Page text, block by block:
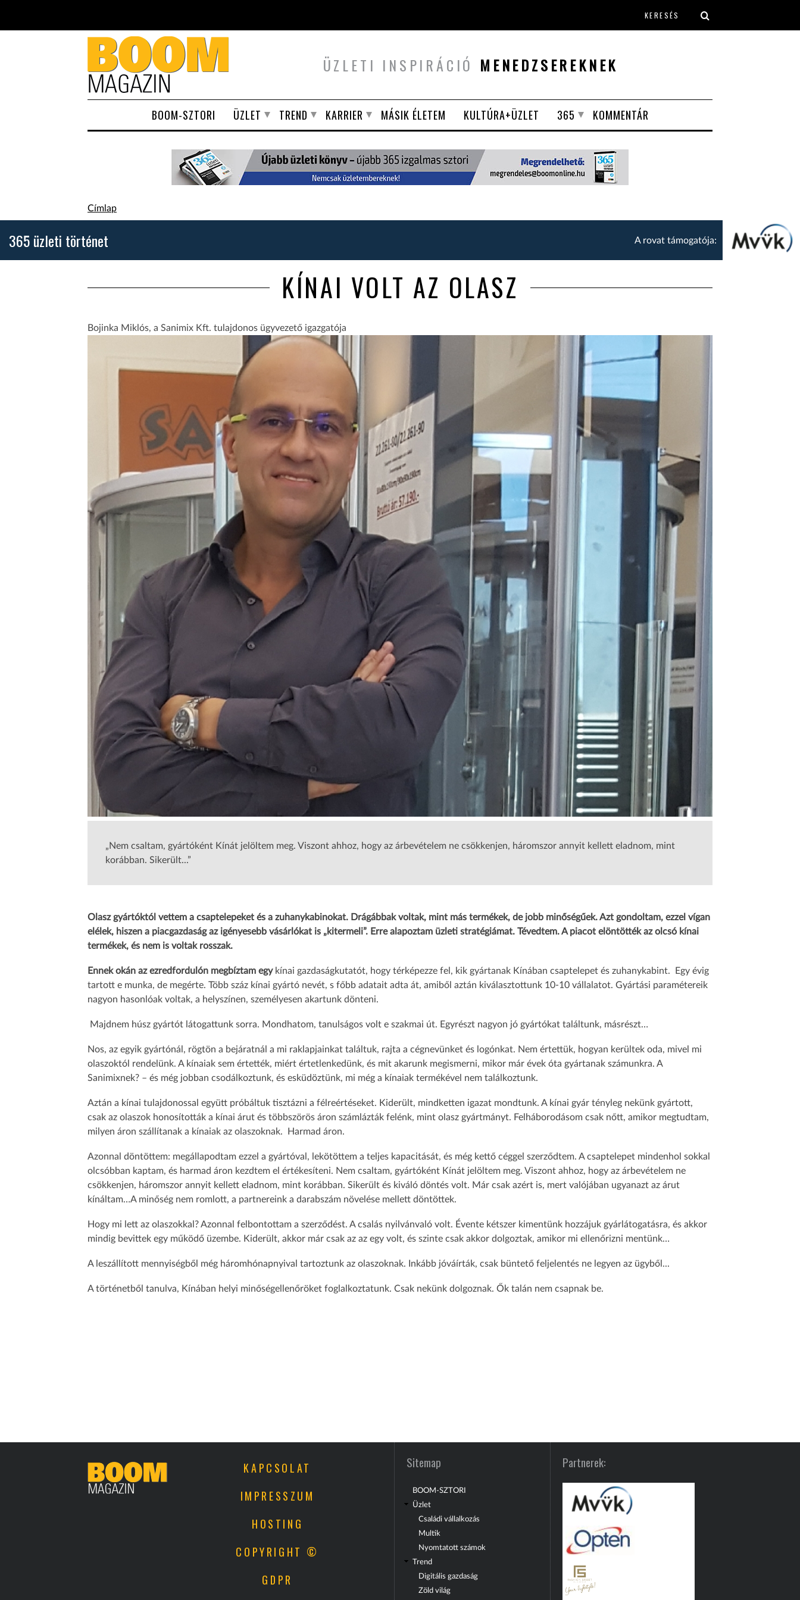
Keresés űrlap
ÜZLETI INSPIRÁCIÓ MENEDZSEREKNEK
BOOM-SZTORI ÜZLET TREND KARRIER MÁSIK ÉLETEM KULTÚRA+ÜZLET 365 KOMMENTÁR
Jelenlegi hely
Címlap
365 üzleti történet A rovat támogatója:
KÍNAI VOLT AZ OLASZ
Bojinka Miklós, a Sanimix Kft. tulajdonos ügyvezető igazgatója
„Nem csaltam, gyártóként Kínát jelöltem meg. Viszont ahhoz, hogy az árbevételem ne csökkenjen, háromszor annyit kellett eladnom, mint
korábban. Sikerült...”
Olasz gyártóktól vettem a csaptelepeket és a zuhanykabinokat. Drágábbak voltak, mint más termékek, de jobb minőségűek. Azt gondoltam, ezzel vígan
elélek, hiszen a piacgazdaság az igényesebb vásárlókat is „kitermeli”. Erre alapoztam üzleti stratégiámat. Tévedtem. A piacot elöntötték az olcsó kínai
termékek, és nem is voltak rosszak.
Ennek okán az ezredfordulón megbíztam egy kínai gazdaságkutatót, hogy térképezze fel, kik gyártanak Kínában csaptelepet és zuhanykabint. Egy évig
tartott e munka, de megérte. Több száz kínai gyártó nevét, s főbb adatait adta át, amiből aztán kiválasztottunk 10-10 vállalatot. Gyártási paramétereik
nagyon hasonlóak voltak, a helyszínen, személyesen akartunk dönteni.
Majdnem húsz gyártót látogattunk sorra. Mondhatom, tanulságos volt e szakmai út. Egyrészt nagyon jó gyártókat találtunk, másrészt…
Nos, az egyik gyártónál, rögtön a bejáratnál a mi raklapjainkat találtuk, rajta a cégnevünket és logónkat. Nem értettük, hogyan kerültek oda, mivel mi
olaszoktól rendelünk. A kínaiak sem értették, miért értetlenkedünk, és mit akarunk megismerni, mikor már évek óta gyártanak számunkra. A
Sanimixnek? – és még jobban csodálkoztunk, és esküdöztünk, mi még a kínaiak termékével nem találkoztunk.
Aztán a kínai tulajdonossal együtt próbáltuk tisztázni a félreértéseket. Kiderült, mindketten igazat mondtunk. A kínai gyár tényleg nekünk gyártott,
csak az olaszok honosították a kínai árut és többszörös áron számlázták felénk, mint olasz gyártmányt. Felháborodásom csak nőtt, amikor megtudtam,
milyen áron szállítanak a kínaiak az olaszoknak. Harmad áron.
Azonnal döntöttem: megállapodtam ezzel a gyártóval, lekötöttem a teljes kapacitását, és még kettő céggel szerződtem. A csaptelepet mindenhol sokkal
olcsóbban kaptam, és harmad áron kezdtem el értékesíteni. Nem csaltam, gyártóként Kínát jelöltem meg. Viszont ahhoz, hogy az árbevételem ne
csökkenjen, háromszor annyit kellett eladnom, mint korábban. Sikerült és kiváló döntés volt. Már csak azért is, mert valójában ugyanazt az árut
kínáltam…A minőség nem romlott, a partnereink a darabszám növelése mellett döntöttek.
Hogy mi lett az olaszokkal? Azonnal felbontottam a szerződést. A csalás nyilvánvaló volt. Évente kétszer kimentünk hozzájuk gyárlátogatásra, és akkor
mindig bevittek egy működő üzembe. Kiderült, akkor már csak az az egy volt, és szinte csak akkor dolgoztak, amikor mi ellenőrizni mentünk…
A leszállított mennyiségből még háromhónapnyival tartoztunk az olaszoknak. Inkább jóváírták, csak büntető feljelentés ne legyen az ügyből...
A történetből tanulva, Kínában helyi minőségellenőröket foglalkoztatunk. Csak nekünk dolgoznak. Ők talán nem csapnak be.
KAPCSOLAT
IMPRESSZUM
HOSTING
COPYRIGHT ©
GDPR
Sitemap
BOOM-SZTORI
Üzlet
Családi vállalkozás
Multik
Nyomtatott számok
Trend
Digitális gazdaság
Zöld világ
Partnerek: